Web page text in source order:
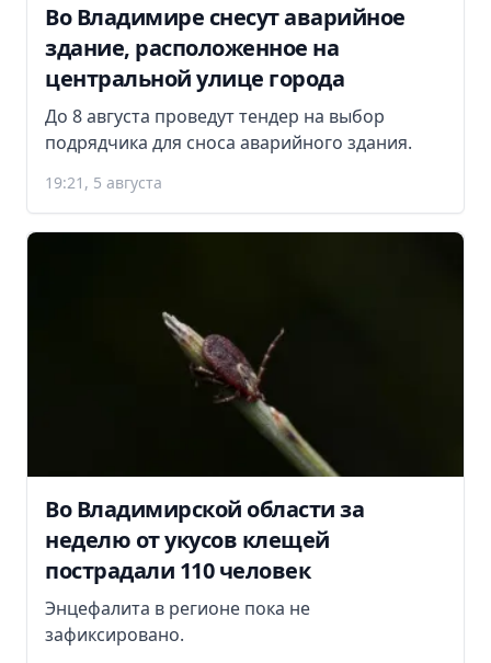
Во Владимире снесут аварийное
здание, расположенное на
центральной улице города
До 8 августа проведут тендер на выбор
подрядчика для сноса аварийного здания.
19:21, 5 августа
Во Владимирской области за
неделю от укусов клещей
пострадали 110 человек
Энцефалита в регионе пока не
зафиксировано.